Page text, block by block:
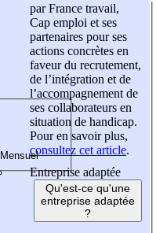
par France travail,
Cap emploi et ses
partenaires pour ses
actions concrètes en
faveur du recrutement,
de l’intégration et de
l’accompagnement de
ses collaborateurs en
situation de handicap.
Pour en savoir plus,
consultez cet article.
Entreprise adaptée
Qu'est-ce qu'une
entreprise adaptée
?